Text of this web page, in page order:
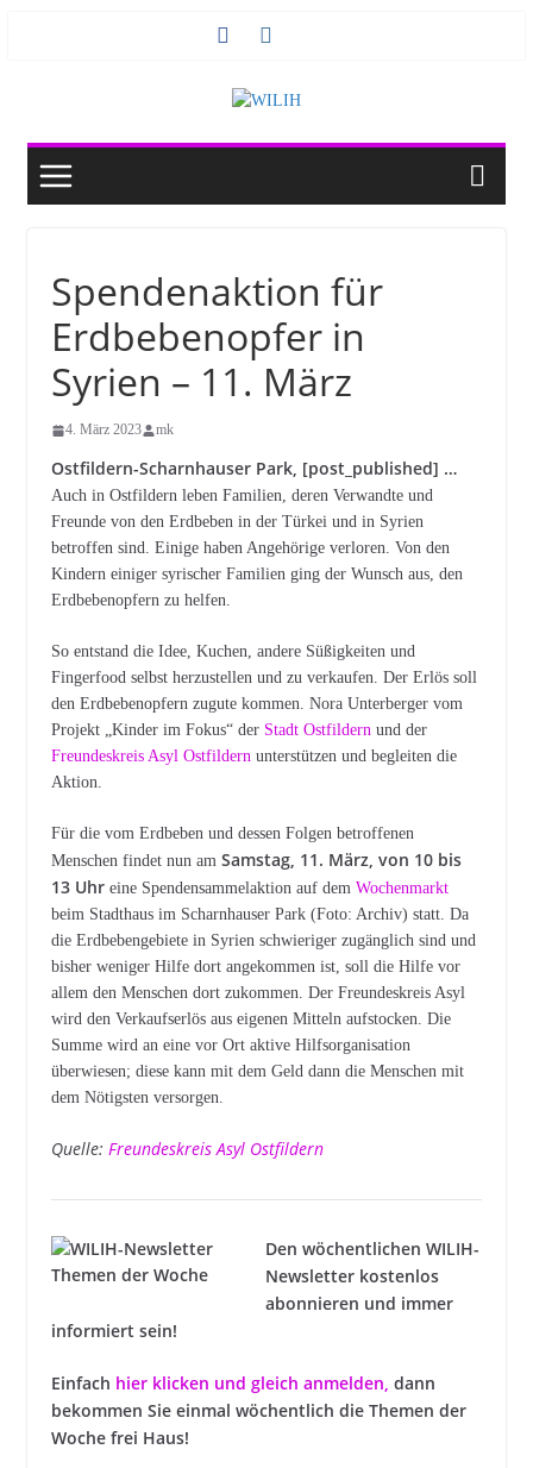
Spendenaktion für
Erdbebenopfer in
Syrien – 11. März
4. März 2023 mk
Ostfildern-Scharnhauser Park, [post_published] …
Auch in Ostfildern leben Familien, deren Verwandte und
Freunde von den Erdbeben in der Türkei und in Syrien
betroffen sind. Einige haben Angehörige verloren. Von den
Kindern einiger syrischer Familien ging der Wunsch aus, den
Erdbebenopfern zu helfen.
So entstand die Idee, Kuchen, andere Süßigkeiten und
Fingerfood selbst herzustellen und zu verkaufen. Der Erlös soll
den Erdbebenopfern zugute kommen. Nora Unterberger vom
Projekt „Kinder im Fokus“ der Stadt Ostfildernund der
Freundeskreis Asyl Ostfildernunterstützen und begleiten die
Aktion.
Für die vom Erdbeben und dessen Folgen betroffenen
Menschen findet nun am Samstag, 11. März, von 10 bis
13 Uhreine Spendensammelaktion auf dem Wochenmarkt
beim Stadthaus im Scharnhauser Park (Foto: Archiv) statt. Da
die Erdbebengebiete in Syrien schwieriger zugänglich sind und
bisher weniger Hilfe dort angekommen ist, soll die Hilfe vor
allem den Menschen dort zukommen. Der Freundeskreis Asyl
wird den Verkaufserlös aus eigenen Mitteln aufstocken. Die
Summe wird an eine vor Ort aktive Hilfsorganisation
überwiesen; diese kann mit dem Geld dann die Menschen mit
dem Nötigsten versorgen.
Quelle: Freundeskreis Asyl Ostfildern
Den wöchentlichen WILIH-
Newsletter kostenlos
abonnieren und immer
informiert sein!
Einfach hier klicken und gleich anmelden, dann
bekommen Sie einmal wöchentlich die Themen der
Woche frei Haus!